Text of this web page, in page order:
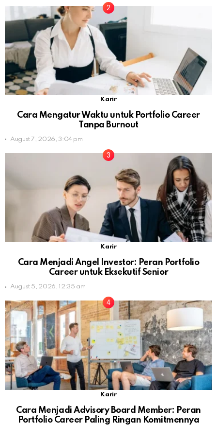
Karir
Cara Mengatur Waktu untuk Portfolio Career
Tanpa Burnout
August 7, 2026, 3:04 pm
Karir
Cara Menjadi Angel Investor: Peran Portfolio
Career untuk Eksekutif Senior
August 5, 2026, 12:35 am
Karir
Cara Menjadi Advisory Board Member: Peran
Portfolio Career Paling Ringan Komitmennya